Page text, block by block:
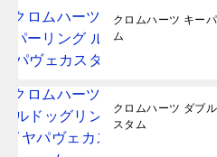
クロムハーツ キー
ム
クロムハーツ ダブ
スタム